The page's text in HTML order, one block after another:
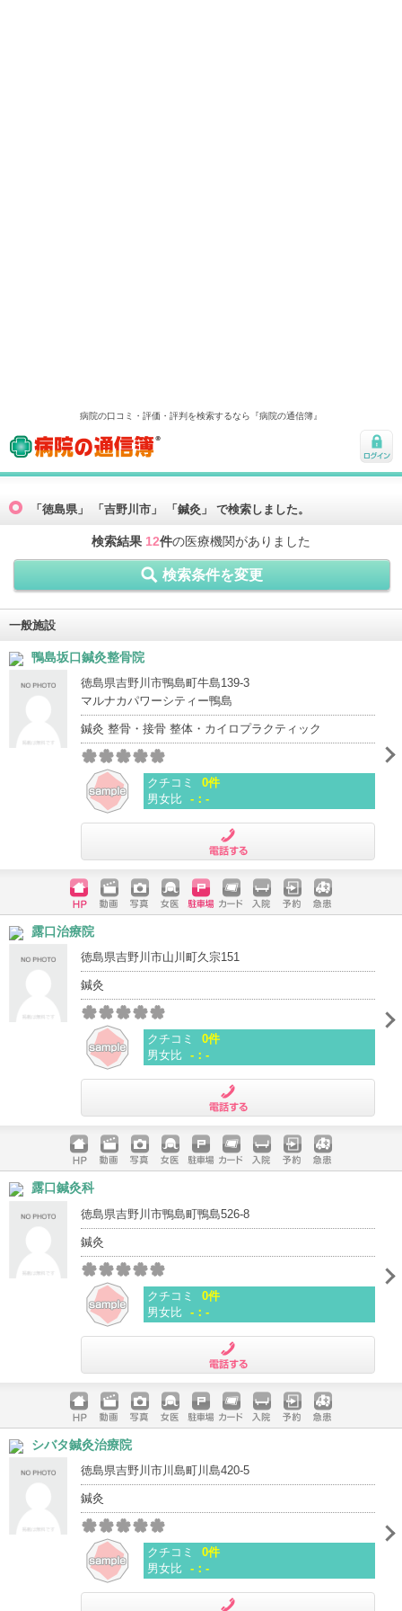
病院の口コミ・評価・評判を検索するなら『病院の通信簿』
病院の通信簿
ログ
「徳島県」 「吉野川市」 「鍼灸」 で検索しました。
検索結果 12件の医療機関がありました
検索条件を変更
一般施設
鴨島坂口鍼灸整骨院
徳島県吉野川市鴨島町牛島139-3
マルナカパワーシティー鴨島
鍼灸 整骨・接骨 整体・カイロプラクティック
クチコミ
0件
男女比 -：-
ホームペ
ージ
動画 写真 女医 駐車場
クレジッ
入院 予約 急患
露口治療院
徳島県吉野川市山川町久宗151
鍼灸
クチコミ
0件
男女比 -：-
ホームペ
ージ
動画 写真 女医 駐車場
クレジッ
入院 予約 急患
露口鍼灸科
徳島県吉野川市鴨島町鴨島526-8
鍼灸
クチコミ
0件
男女比 -：-
ホームペ
ージ
動画 写真 女医 駐車場
クレジッ
入院 予約 急患
シバタ鍼灸治療院
徳島県吉野川市川島町川島420-5
鍼灸
クチコミ
0件
男女比 -：-